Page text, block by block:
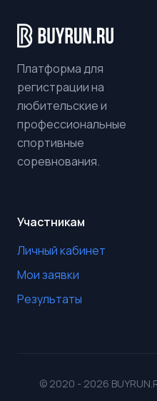
Платформа для
регистрации на
любительские и
профессиональные
спортивные
соревнования.
Участникам
Личный кабинет
Мои заявки
Результаты
© 2020 - 2026